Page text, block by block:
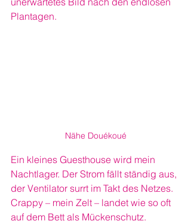
Plantagen.
Nähe Douékoué
Ein kleines Guesthouse wird mein
Nachtlager. Der Strom fällt ständig aus,
der Ventilator surrt im Takt des Netzes.
Crappy – mein Zelt – landet wie so oft
auf dem Bett als Mückenschutz.